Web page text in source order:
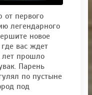
от первого
легендарного
новое
вас ждет
прошло
Парень
по пустыне
под